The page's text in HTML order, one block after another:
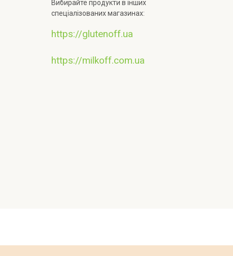
Вибирайте продукти в інших
спеціалізованих магазинах:
https://glutenoff.ua
https://milkoff.com.ua